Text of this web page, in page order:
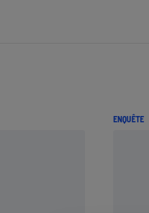
ENQUÊTE